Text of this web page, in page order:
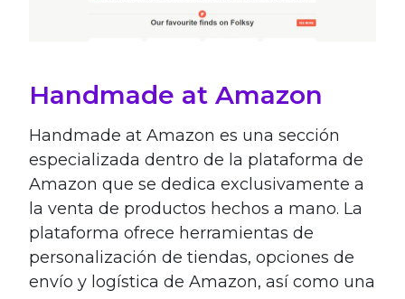
Handmade at Amazon
Handmade at Amazon es una sección
especializada dentro de la plataforma de
Amazon que se dedica exclusivamente a
la venta de productos hechos a mano. La
plataforma ofrece herramientas de
personalización de tiendas, opciones de
envío y logística de Amazon, así como una